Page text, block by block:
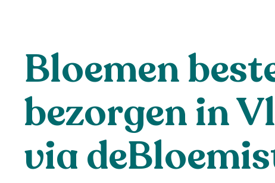
Bloemen
bezorgen in
via